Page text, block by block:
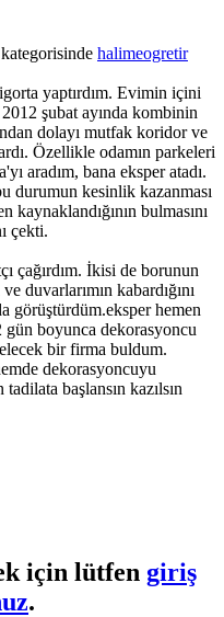
kategorisinde halimeogretir
yaptırdım. Evimin içini
şubat ayında kombinin
dolayı mutfak koridor ve
Özellikle odamın parkeleri
aradım, bana eksper atadı.
durumun kesinlik kazanması
kaynaklandığının bulmasını
çekti.
çağırdım. İkisi de borunun
duvarlarımın kabardığını
görüştürdüm.eksper hemen
boyunca dekorasyoncu
bir firma buldum.
dekorasyoncuyu
başlansın kazılsın
için lütfen giriş
.